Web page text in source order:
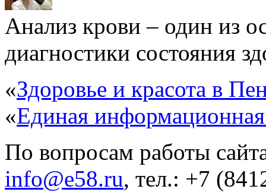
Анализ крови – один из
диагностики состояния
«Здоровье и красота в
«Единая
По вопросам работы
info@e58.ru, тел.: +7